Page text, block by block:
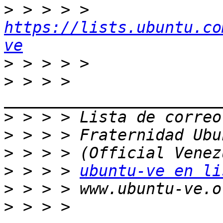
>
https://
ve
>
> > > >
>
>
>
> > > > ubuntu-ve en
>
> > > >